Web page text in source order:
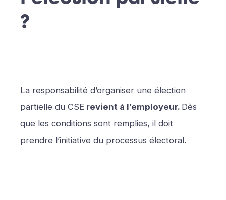
?
La responsabilité d’organiser une élection
partielle du CSE revient à l’employeur. Dès
que les conditions sont remplies, il doit
prendre l’initiative du processus électoral.